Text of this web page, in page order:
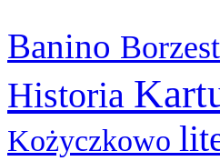
Banino
Historia
Kożyczkowo